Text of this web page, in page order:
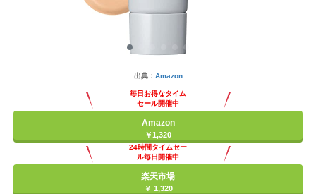
出典： Amazon
毎日お得なタイム
セール開催中
Amazon
￥1,320
24時間タイムセー
ル毎日開催中
楽天市場
￥ 1,320